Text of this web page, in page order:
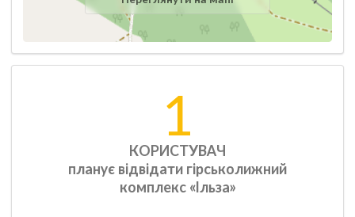
1
КОРИСТУВАЧ
планує відвідати гірськолижний
комплекс «Ільза»